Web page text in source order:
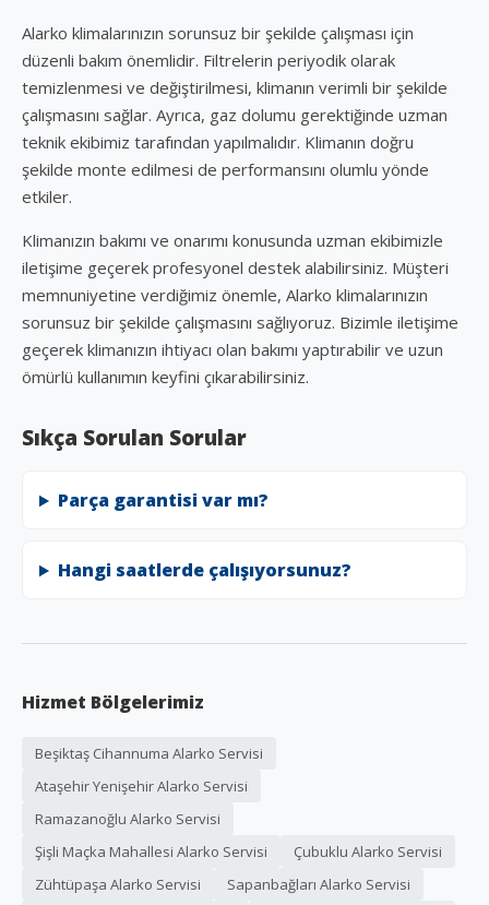
Alarko klimalarınızın sorunsuz bir şekilde çalışması için
düzenli bakım önemlidir. Filtrelerin periyodik olarak
temizlenmesi ve değiştirilmesi, klimanın verimli bir şekilde
çalışmasını sağlar. Ayrıca, gaz dolumu gerektiğinde uzman
teknik ekibimiz tarafından yapılmalıdır. Klimanın doğru
şekilde monte edilmesi de performansını olumlu yönde
etkiler.
Klimanızın bakımı ve onarımı konusunda uzman ekibimizle
iletişime geçerek profesyonel destek alabilirsiniz. Müşteri
memnuniyetine verdiğimiz önemle, Alarko klimalarınızın
sorunsuz bir şekilde çalışmasını sağlıyoruz. Bizimle iletişime
geçerek klimanızın ihtiyacı olan bakımı yaptırabilir ve uzun
ömürlü kullanımın keyfini çıkarabilirsiniz.
Sıkça Sorulan Sorular
Parça garantisi var mı?
Hangi saatlerde çalışıyorsunuz?
Hizmet Bölgelerimiz
Beşiktaş Cihannuma Alarko Servisi
Ataşehir Yenişehir Alarko Servisi
Ramazanoğlu Alarko Servisi
Şişli Maçka Mahallesi Alarko Servisi
Çubuklu Alarko Servisi
Zühtüpaşa Alarko Servisi
Sapanbağları Alarko Servisi